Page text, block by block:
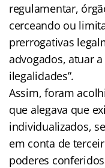
regulamentar,
cerceando ou
prerrogativas
advogados, atuar
ilegalidades”.
Assim, foram
que alegava que
individualizados,
em conta de
poderes